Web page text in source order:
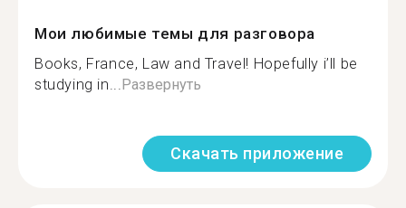
Мои любимые темы для разговора
Books, France, Law and Travel! Hopefully i’ll be
studying in...Развернуть
Скачать приложение